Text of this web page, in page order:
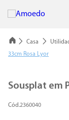
Casa
33cm Rosa Lyor
Sousplat em
2360040